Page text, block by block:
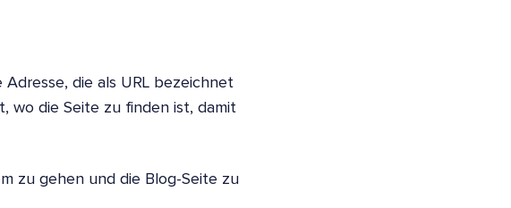
die als URL bezeichnet
wo die Seite zu finden ist, damit
zu gehen und die Blog-Seite zu